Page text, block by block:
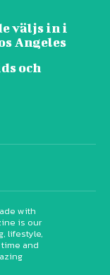
väljs in i
Angeles
och
with
is our
lifestyle,
and